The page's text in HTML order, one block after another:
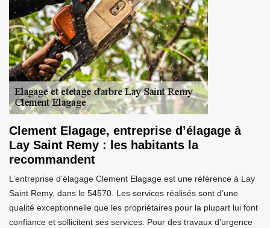
Clement Elagage, entreprise d’élagage à
Lay Saint Remy : les habitants la
recommandent
L’entreprise d’élagage Clement Elagage est une référence à Lay
Saint Remy, dans le 54570. Les services réalisés sont d’une
qualité exceptionnelle que les propriétaires pour la plupart lui font
confiance et sollicitent ses services. Pour des travaux d’urgence